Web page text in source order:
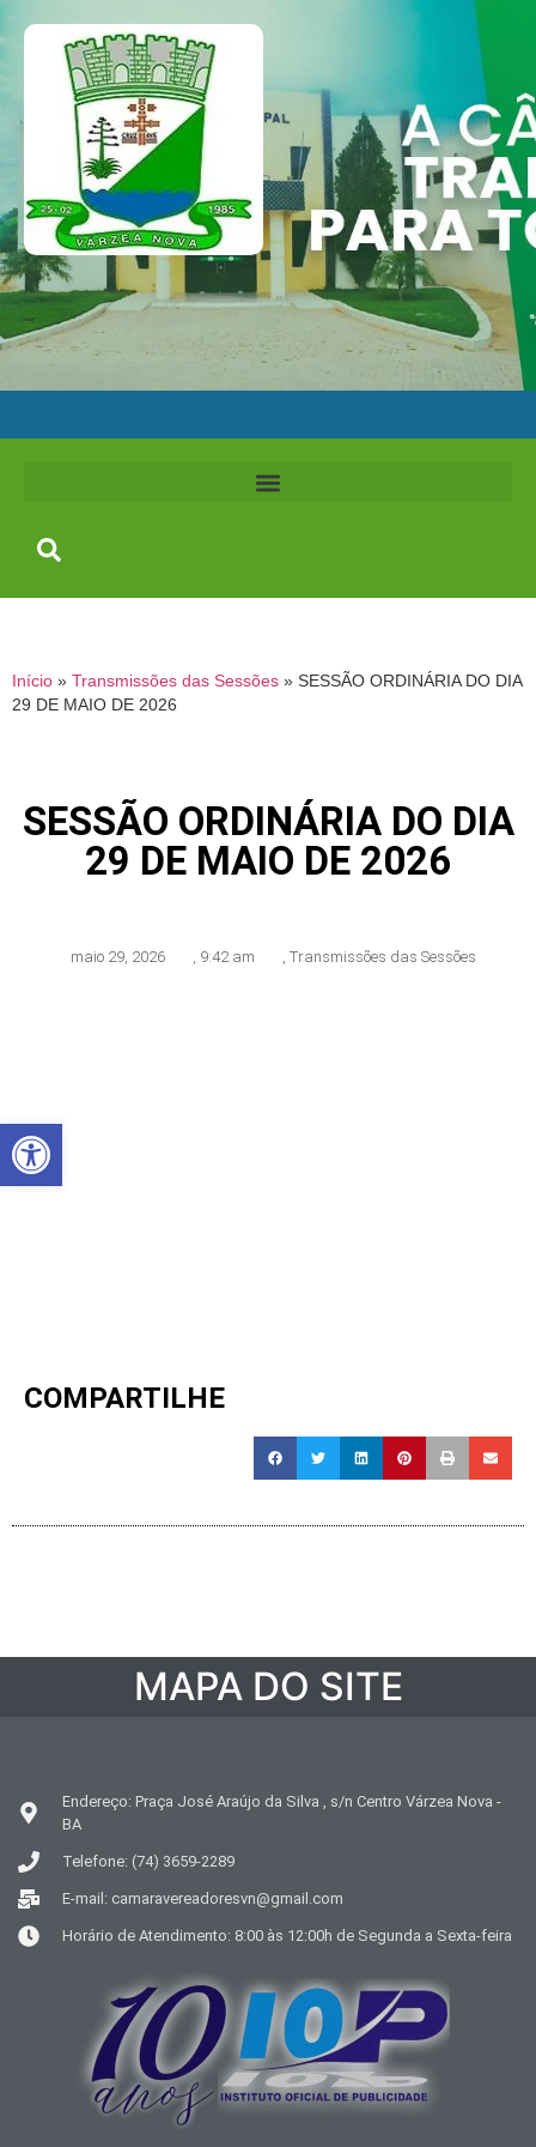
Início » Transmissões das Sessões » SESSÃO ORDINÁRIA DO DIA
29 DE MAIO DE 2026
SESSÃO ORDINÁRIA DO DIA
29 DE MAIO DE 2026
maio 29, 2026 , 9:42 am , Transmissões das Sessões
COMPARTILHE
MAPA DO SITE
Endereço: Praça José Araújo da Silva , s/n Centro Várzea Nova -
BA
Telefone: (74) 3659-2289
E-mail: camaravereadoresvn@gmail.com
Horário de Atendimento: 8:00 às 12:00h de Segunda a Sexta-feira
Abrir a barra de ferramentas